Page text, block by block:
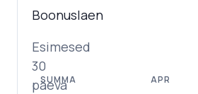
Boonuslaen
Esimesed
30
päeva
SUMMA APR